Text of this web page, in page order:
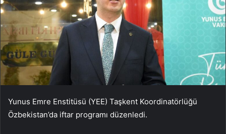
Yunus Emre Enstitüsü (YEE) Taşkent Koordinatörlüğü
Özbekistan’da iftar programı düzenledi.